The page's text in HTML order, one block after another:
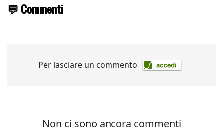
💬 Commenti